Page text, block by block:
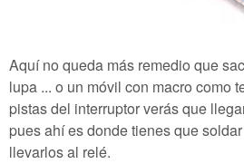
Aquí no queda más remedio que
lupa ... o un móvil con macro como
pistas del interruptor verás que
pues ahí es donde tienes que
llevarlos al relé.